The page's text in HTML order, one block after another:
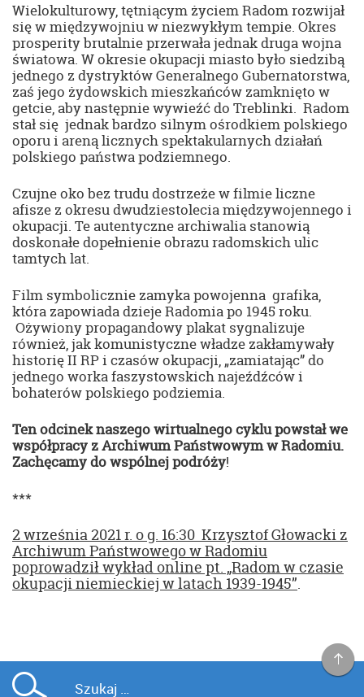
Wielokulturowy, tętniącym życiem Radom rozwijał
się w międzywojniu w niezwykłym tempie. Okres
prosperity brutalnie przerwała jednak druga wojna
światowa. W okresie okupacji miasto było siedzibą
jednego z dystryktów Generalnego Gubernatorstwa,
zaś jego żydowskich mieszkańców zamknięto w
getcie, aby następnie wywieźć do Treblinki. Radom
stał się jednak bardzo silnym ośrodkiem polskiego
oporu i areną licznych spektakularnych działań
polskiego państwa podziemnego.
Czujne oko bez trudu dostrzeże w filmie liczne
afisze z okresu dwudziestolecia międzywojennego i
okupacji. Te autentyczne archiwalia stanowią
doskonałe dopełnienie obrazu radomskich ulic
tamtych lat.
Film symbolicznie zamyka powojenna grafika,
która zapowiada dzieje Radomia po 1945 roku.
Ożywiony propagandowy plakat sygnalizuje
również, jak komunistyczne władze zakłamywały
historię II RP i czasów okupacji, „zamiatając” do
jednego worka faszystowskich najeźdźców i
bohaterów polskiego podziemia.
Ten odcinek naszego wirtualnego cyklu powstał we
współpracy z Archiwum Państwowym w Radomiu.
Zachęcamy do wspólnej podróży!
***
2 września 2021 r. o g. 16:30 Krzysztof Głowacki z
Archiwum Państwowego w Radomiu
poprowadził wykład online pt. „Radom w czasie
okupacji niemieckiej w latach 1939-1945”.